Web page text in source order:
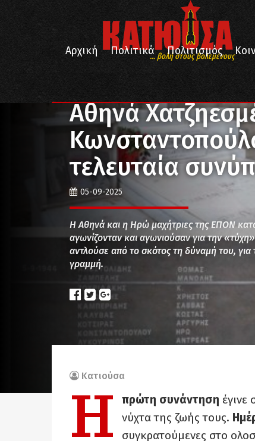
... βολή στους βολεμένους
Αρχική
Πολιτικά Πολιτισμός
Ιστορία Αθηνά
Αθηνά
τελευταία
05-09-2025
Η Αθηνά και η Ηρώ μαχήτριες της ΕΠΟΝ
αγωνίζονταν και αγωνιούσαν για την
αντλούσε από το σκότος τη δύναμή του,
γραμμή.
Κατιούσα
Η πρώτη συνάντηση έγινε
νύχτα της ζωής τους.
συγκρατούμενες στο